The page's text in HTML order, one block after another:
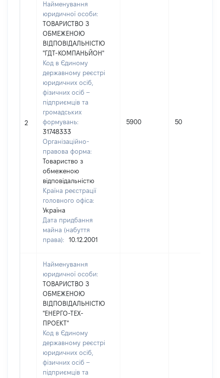
2
Найменування
юридичної особи:
ТОВАРИСТВО З
ОБМЕЖЕНОЮ
ВІДПОВІДАЛЬНІСТЮ
"ГДТ-КОМПАНЬЙОН"
Код в Єдиному
державному реєстрі
юридичних осіб,
фізичних осіб –
підприємців та
громадських
формувань:
31748333
Організаційно-
правова форма:
Товариство з
обмеженою
відповідальністю
Країна реєстрації
головного офіса:
Україна
Дата придбання
майна (набуття
права):
10.12.2001
5900 50
Найменування
юридичної особи:
ТОВАРИСТВО З
ОБМЕЖЕНОЮ
ВІДПОВІДАЛЬНІСТЮ
"ЕНЕРГО-ТЕХ-
ПРОЕКТ"
Код в Єдиному
державному реєстрі
юридичних осіб,
фізичних осіб –
підприємців та